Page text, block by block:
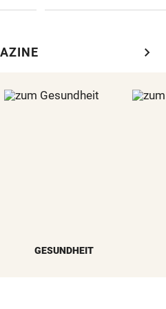
chevron_right
GESUNDHEIT